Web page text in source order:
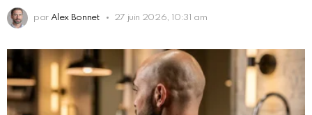
par Alex Bonnet 27 juin 2026, 10:31 am